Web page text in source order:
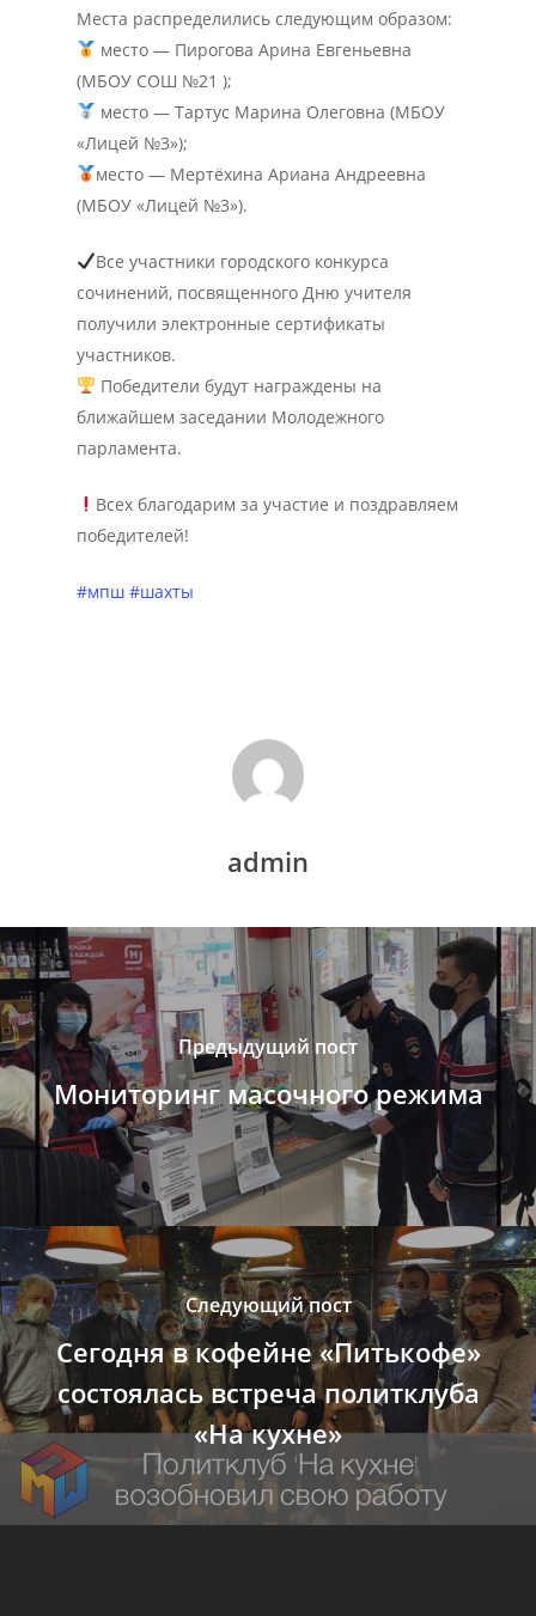
Места распределились следующим образом:
место — Пирогова Арина Евгеньевна
(МБОУ СОШ №21 );
место — Тартус Марина Олеговна (МБОУ
«Лицей №3»);
место — Мертёхина Ариана Андреевна
(МБОУ «Лицей №3»).
Все участники городского конкурса
сочинений, посвященного Дню учителя
получили электронные сертификаты
участников.
Победители будут награждены на
ближайшем заседании Молодежного
парламента.
Всех благодарим за участие и поздравляем
победителей!
#мпш #шахты
admin
Предыдущий пост
Мониторинг масочного режима
Следующий пост
Сегодня в кофейне «Питькофе»
состоялась встреча политклуба
«На кухне»
Депутаты
История
Структура